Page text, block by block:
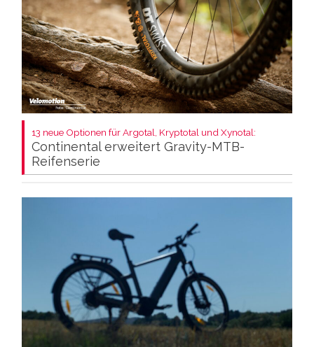
13 neue Optionen für Argotal, Kryptotal und Xynotal:
Continental erweitert Gravity-MTB-
Reifenserie